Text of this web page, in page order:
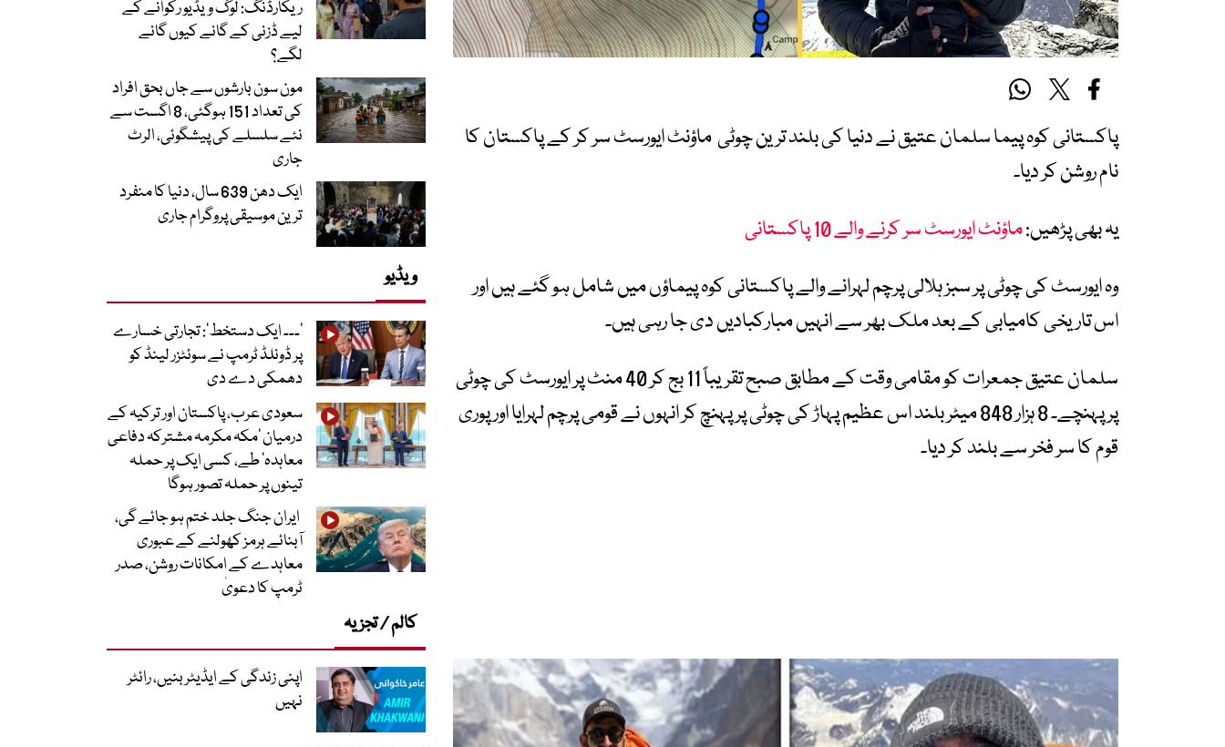
پاکستانی کوہ پیما سلمان عتیق نے دنیا کی بلند ترین چوٹی ماؤنٹ ایورسٹ سر کر کے پاکستان کا
نام روشن کر دیا۔
یہ بھی پڑھیں:ماؤنٹ ایورسٹ سر کرنے والے 10 پاکستانی
وہ ایورسٹ کی چوٹی پر سبز ہلالی پرچم لہرانے والے پاکستانی کوہ پیماؤں میں شامل ہو گئے ہیں اور
اس تاریخی کامیابی کے بعد ملک بھر سے انہیں مبارکبادیں دی جا رہی ہیں۔
سلمان عتیق جمعرات کو مقامی وقت کے مطابق صبح تقریباً 11 بج کر 40 منٹ پر ایورسٹ کی چوٹی
پر پہنچے۔ 8 ہزار 848 میٹر بلند اس عظیم پہاڑ کی چوٹی پر پہنچ کر انہوں نے قومی پرچم لہرایا اور پوری
قوم کا سر فخر سے بلند کر دیا۔
ریکارڈنگ: لوگ ویڈیو رکوانے کے
لیے ڈزنی کے گانے کیوں گانے
لگے؟
مون سون بارشوں سے جاں بحق افراد
کی تعداد 151 ہوگئی، 8 اگست سے
نئے سلسلے کی پیشگوئی، الرٹ
جاری
ایک دھن 639 سال، دنیا کا منفرد
ترین موسیقی پروگرام جاری
ویڈیو
’۔۔۔ ایک دستخط‘: تجارتی خسارے
پر ڈونلڈ ٹرمپ نے سوئٹزر لینڈ کو
دھمکی دے دی
سعودی عرب، پاکستان اور ترکیہ کے
درمیان ’مکہ مکرمہ مشترکہ دفاعی
معاہدہ‘ طے، کسی ایک پر حملہ
تینوں پر حملہ تصور ہوگا
ایران جنگ جلد ختم ہو جائے گی،
آبنائے ہرمز کھولنے کے عبوری
معاہدے کے امکانات روشن، صدر
ٹرمپ کا دعویٰ
کالم / تجزیہ
اپنی زندگی کے ایڈیٹر بنیں، رائٹر
نہیں